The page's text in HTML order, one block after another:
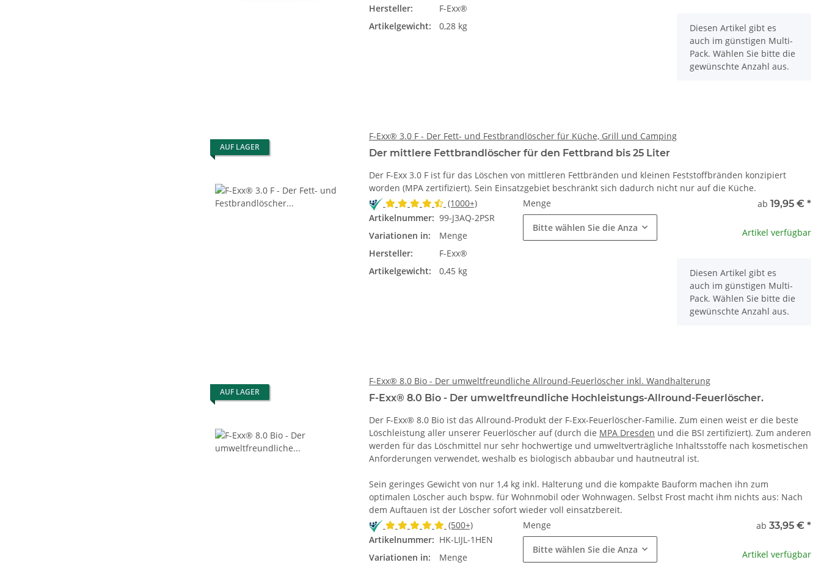
Hersteller:
F-Exx®
Artikelgewicht:
0,28 kg x
Diesen Artikel gibt es
auch im günstigen Multi-
Pack. Wählen Sie bitte die
gewünschte Anzahl aus.
AUF LAGER
F-Exx® 3.0 F - Der Fett- und Festbrandlöscher für Küche, Grill und Camping
Der mittlere Fettbrandlöscher für den Fettbrand bis 25 Liter
Der F-Exx 3.0 F ist für das Löschen von mittleren Fettbränden und kleinen Feststoffbränden konzipiert
worden (MPA zertifiziert). Sein Einsatzgebiet beschränkt sich dadurch nicht nur auf die Küche.
(1000+)
Artikelnummer: 99-J3AQ-2PSR
Variationen in:
Menge
Hersteller:
F-Exx®
Artikelgewicht:
0,45 kg
Menge
Bitte wählen Sie die Anzahl.
ab 19,95 € *
Artikel verfügbar
x
Diesen Artikel gibt es
auch im günstigen Multi-
Pack. Wählen Sie bitte die
gewünschte Anzahl aus.
AUF LAGER
F-Exx® 8.0 Bio - Der umweltfreundliche Allround-Feuerlöscher inkl. Wandhalterung
F-Exx® 8.0 Bio - Der umweltfreundliche Hochleistungs-Allround-Feuerlöscher.
Der F-Exx® 8.0 Bio ist das Allround-Produkt der F-Exx-Feuerlöscher-Familie. Zum einen weist er die beste
Löschleistung aller unserer Feuerlöscher auf (durch die MPA Dresden und die BSI zertifiziert). Zum anderen
werden für das Löschmittel nur sehr hochwertige und umweltverträgliche Inhaltsstoffe nach kosmetischen
Anforderungen verwendet, weshalb es biologisch abbaubar und hautneutral ist.
Sein geringes Gewicht von nur 1,4 kg inkl. Halterung und die kompakte Bauform machen ihn zum
optimalen Löscher auch bspw. für Wohnmobil oder Wohnwagen. Selbst Frost macht ihm nichts aus: Nach
dem Auftauen ist der Löscher sofort wieder voll einsatzbereit.
(500+)
Artikelnummer: HK-LIJL-1HEN
Variationen in:
Menge
Menge
Bitte wählen Sie die Anzahl.
ab 33,95 € *
Artikel verfügbar